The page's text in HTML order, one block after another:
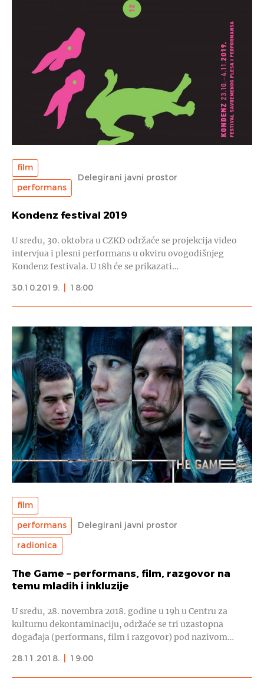
film
performans
Delegirani javni prostor
Kondenz festival 2019
U sredu, 30. oktobra u CZKD održaće se projekcija video
intervjua i plesni performans u okviru ovogodišnjeg
Kondenz festivala. U 18h će se prikazati…
30.10.2019.
18:00
film
performans
radionica
Delegirani javni prostor
The Game – performans, film, razgovor na
temu mladih i inkluzije
U sredu, 28. novembra 2018. godine u 19h u Centru za
kulturnu dekontaminaciju, održaće se tri uzastopna
događaja (performans, film i razgovor) pod nazivom…
28.11.2018.
19:00